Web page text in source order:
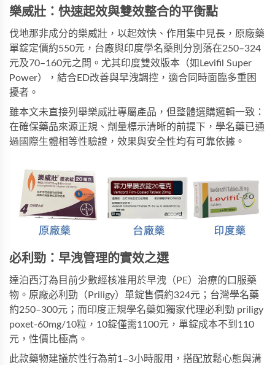
樂威壯：快速起效與雙效整合的平衡點
伐地那非成分的樂威壯，以起效快、作用集中見長，原廠藥
單錠定價約550元，台廠與印度學名藥則分別落在250–324
元及70–160元之間。尤其印度雙效版本（如Levifil Super
Power），結合ED改善與早洩調控，適合同時面臨多重困
擾者。
雖本文未直接列舉樂威壯專屬產品，但整體選購邏輯一致：
在確保藥品來源正規、劑量標示清晰的前提下，學名藥已通
過國際生體相等性驗證，效果與安全性均有可靠依據。
必利勁：早洩管理的實效之選
達泊西汀為目前少數經核准用於早洩（PE）治療的口服藥
物。原廠必利勁（Priligy）單錠售價約324元；台灣學名藥
約250–300元；而印度正規學名藥如獨家代理必利勁 priligy
poxet-60mg/10粒 ，10錠僅需1100元，單錠成本不到110
元，性價比極高。
此款藥物建議於性行為前1–3小時服用，搭配放鬆心態與溝